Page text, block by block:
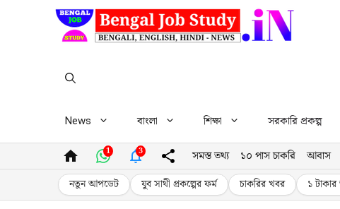
News বাংলা শিক্ষা সরকারি প্রকল্প
1 3 সমস্ত তথ্য ১০ পাস চাকরি আবাস
নতুন আপডেট যুব সাথী প্রকল্পের ফর্ম চাকরির খবর ১